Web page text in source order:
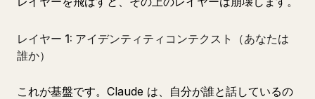
レイヤー 1: アイデンティティコンテクスト（あなたは
誰か）
これが基盤です。Claude は、自分が誰と話しているの